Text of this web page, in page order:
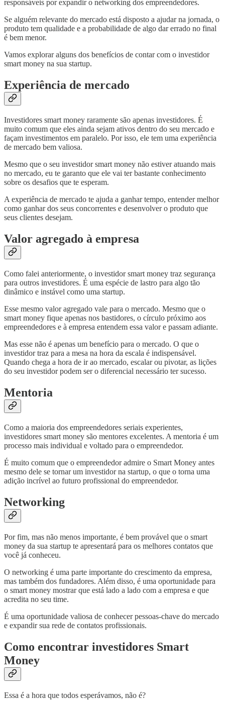
responsáveis por expandir o networking dos empreendedores.
Se alguém relevante do mercado está disposto a ajudar na jornada, o
produto tem qualidade e a probabilidade de algo dar errado no final
é bem menor.
Vamos explorar alguns dos benefícios de contar com o investidor
smart money na sua startup.
Experiência de mercado
Investidores smart money raramente são apenas investidores. É
muito comum que eles ainda sejam ativos dentro do seu mercado e
façam investimentos em paralelo. Por isso, ele tem uma experiência
de mercado bem valiosa.
Mesmo que o seu investidor smart money não estiver atuando mais
no mercado, eu te garanto que ele vai ter bastante conhecimento
sobre os desafios que te esperam.
A experiência de mercado te ajuda a ganhar tempo, entender melhor
como ganhar dos seus concorrentes e desenvolver o produto que
seus clientes desejam.
Valor agregado à empresa
Como falei anteriormente, o investidor smart money traz segurança
para outros investidores. É uma espécie de lastro para algo tão
dinâmico e instável como uma startup.
Esse mesmo valor agregado vale para o mercado. Mesmo que o
smart money fique apenas nos bastidores, o círculo próximo aos
empreendedores e à empresa entendem essa valor e passam adiante.
Mas esse não é apenas um benefício para o mercado. O que o
investidor traz para a mesa na hora da escala é indispensável.
Quando chega a hora de ir ao mercado, escalar ou pivotar, as lições
do seu investidor podem ser o diferencial necessário ter sucesso.
Mentoria
Como a maioria dos empreendedores seriais experientes,
investidores smart money são mentores excelentes. A mentoria é um
processo mais individual e voltado para o empreendedor.
É muito comum que o empreendedor admire o Smart Money antes
mesmo dele se tornar um investidor na startup, o que o torna uma
adição incrível ao futuro profissional do empreendedor.
Networking
Por fim, mas não menos importante, é bem provável que o smart
money da sua startup te apresentará para os melhores contatos que
você já conheceu.
O networking é uma parte importante do crescimento da empresa,
mas também dos fundadores. Além disso, é uma oportunidade para
o smart money mostrar que está lado a lado com a empresa e que
acredita no seu time.
É uma oportunidade valiosa de conhecer pessoas-chave do mercado
e expandir sua rede de contatos profissionais.
Como encontrar investidores Smart
Money
Essa é a hora que todos esperávamos, não é?